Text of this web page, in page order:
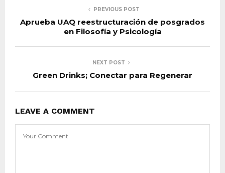
PREVIOUS POST
Aprueba UAQ reestructuración de posgrados
en Filosofía y Psicología
NEXT POST
Green Drinks; Conectar para Regenerar
LEAVE A COMMENT